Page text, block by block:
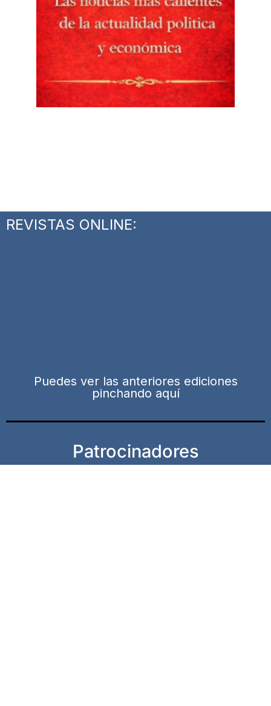
REVISTAS ONLINE:
Puedes ver las anteriores ediciones
pinchando aquí
Patrocinadores